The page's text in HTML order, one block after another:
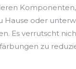
Komponenten,
Hause oder
Es verrutscht
zu